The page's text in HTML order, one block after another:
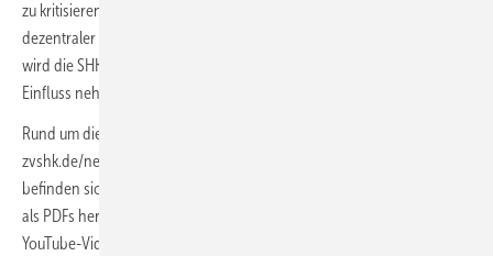
zu kritisieren sind. Dazu gehört beispielsweise die Vernachlässigung
dezentraler Lösungen. In Zusammenarbeit mit der Allianz Freie Wärme
wird die SHK-Berufsorganisation die Entwicklung weiter verfolgen, um
Einfluss nehmen zu können.
Rund um die Wärmepumpe hat die Verbands­organisation unter
zvshk.de/netz umfangreiche Infos zusammengestellt. Darunter
befinden sich Links, um detaillierte VdZ-Broschüren zur Wärmepumpe
als PDFs herunterzuladen. Auch bestehen Links zu erläuternden
YouTube-Videos, die sich beispielsweise mit Anschlussvariationen von